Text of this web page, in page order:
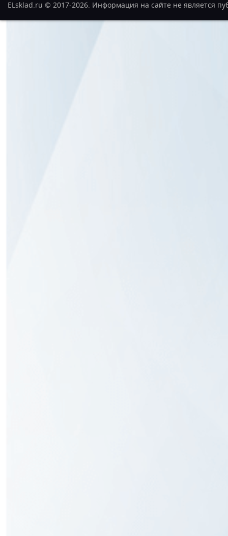
ELsklad.ru © 2017-2026. Информация на сайте не является